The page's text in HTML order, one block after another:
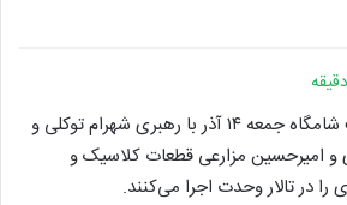
ارکستر و گروه کر پایتخت شامگاه جمعه ۱۴ آذر با رهبری شهرام توکلی و
امیرحسین مزارعی قطعات کلاسیک و